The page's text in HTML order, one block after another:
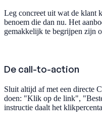
Leg concreet uit wat de klant
benoem die dan nu. Het
gemakkelijk te begrijpen zijn
De call-to-action
Sluit altijd af met een directe
doen: "Klik op de link",
instructie daalt het